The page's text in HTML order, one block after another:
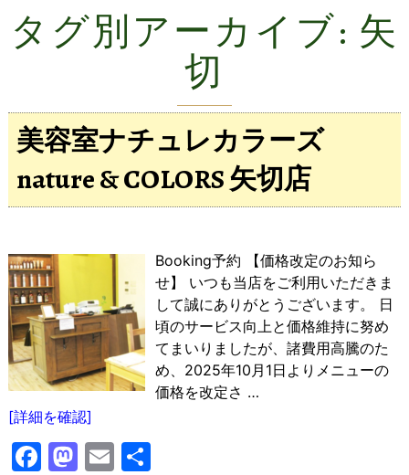
タグ別アーカイブ: 矢
切
美容室ナチュレカラーズ
nature & COLORS 矢切店
Booking予約 【価格改定のお知ら
せ】 いつも当店をご利用いただきま
して誠にありがとうございます。 日
頃のサービス向上と価格維持に努め
てまいりましたが、諸費用高騰のた
め、2025年10月1日よりメニューの
価格を改定さ …
[詳細を確認]
F M E 共